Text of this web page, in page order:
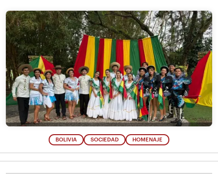
BOLIVIA SOCIEDAD HOMENAJE